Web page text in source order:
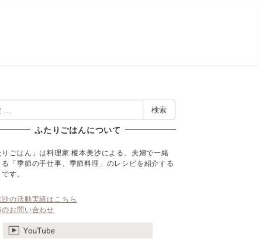
検索
ふたりごはんについて
ごはん」は料理家 榎本美沙による、夫婦で一緒
「季節の手仕事、季節料理」のレシピを紹介する
す。
の活動実績はこちら
お問い合わせ